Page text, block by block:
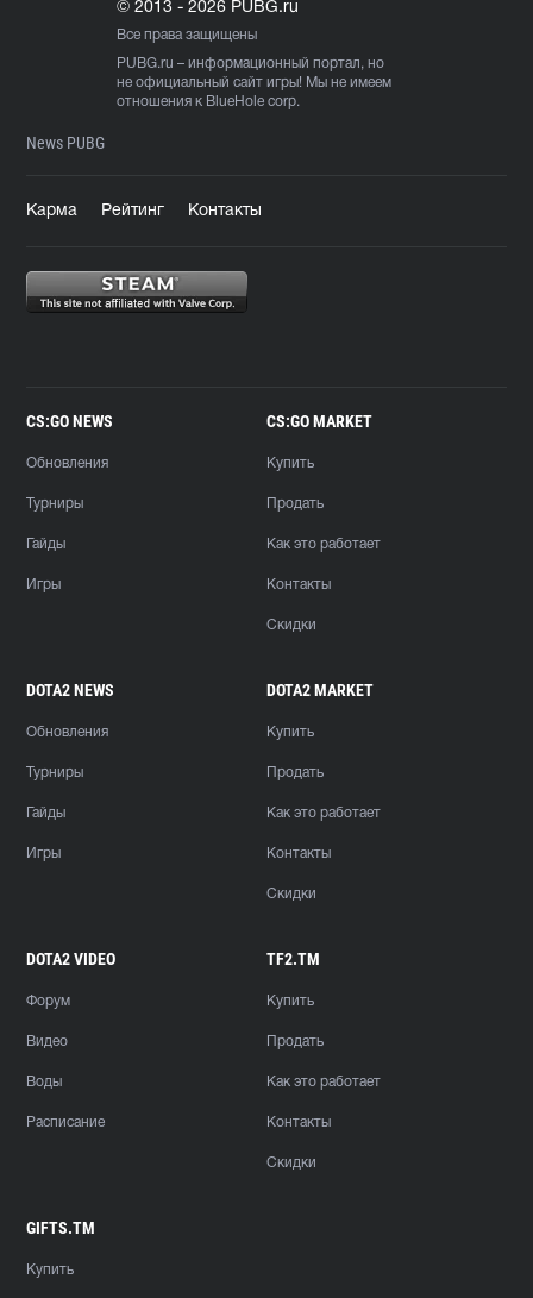
© 2013 - 2026 PUBG.ru
Все права защищены
PUBG.ru – информационный портал, но
не официальный сайт игры! Мы не имеем
отношения к BlueHole corp.
News PUBG
Карма Рейтинг Контакты
CS:GO NEWS
Обновления
Турниры
Гайды
Игры
CS:GO MARKET
Купить
Продать
Как это работает
Контакты
Скидки
DOTA2 NEWS
Обновления
Турниры
Гайды
Игры
DOTA2 MARKET
Купить
Продать
Как это работает
Контакты
Скидки
DOTA2 VIDEO
Форум
Видео
Воды
Расписание
TF2.TM
Купить
Продать
Как это работает
Контакты
Скидки
GIFTS.TM
Купить